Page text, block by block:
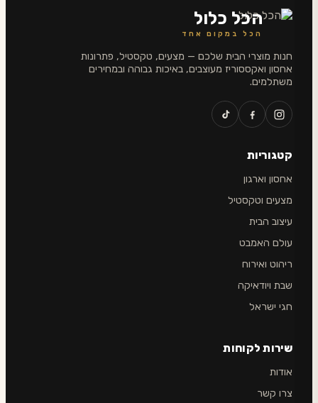
הכל כלול
הכל במקום אחד
חנות מוצרי הבית שלכם — מצעים, טקסטיל, פתרונות
אחסון ואקססוריז מעוצבים, באיכות גבוהה ובמחירים
משתלמים.
קטגוריות
אחסון וארגון
מצעים וטקסטיל
עיצוב הבית
עולם האמבט
ריהוט ואירוח
שבת ויודאיקה
חגי ישראל
שירות לקוחות
אודות
צרו קשר